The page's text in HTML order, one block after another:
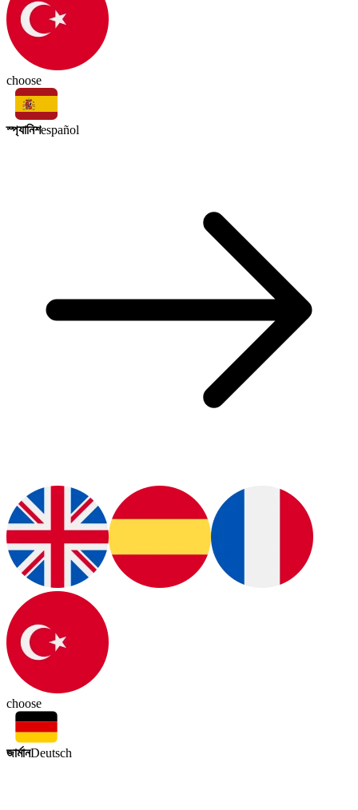
choose
স্প্যানিশespañol
choose
জার্মানDeutsch